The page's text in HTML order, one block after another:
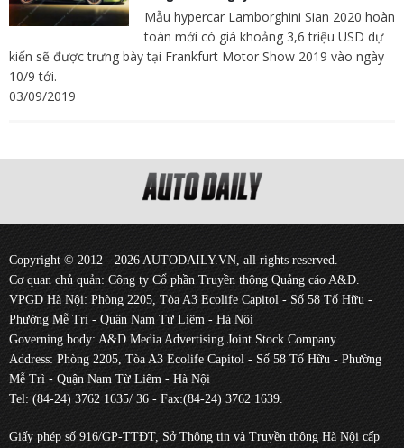
Mẫu hypercar Lamborghini Sian 2020 hoàn
toàn mới có giá khoảng 3,6 triệu USD dự
kiến sẽ được trưng bày tại Frankfurt Motor Show 2019 vào ngày
10/9 tới.
03/09/2019
Copyright © 2012 - 2026 AUTODAILY.VN, all rights reserved.
Cơ quan chủ quản: Công ty Cổ phần Truyền thông Quảng cáo A&D.
VPGD Hà Nội: Phòng 2205, Tòa A3 Ecolife Capitol - Số 58 Tố Hữu -
Phường Mễ Trì - Quận Nam Từ Liêm - Hà Nội
Governing body: A&D Media Advertising Joint Stock Company
Address: Phòng 2205, Tòa A3 Ecolife Capitol - Số 58 Tố Hữu - Phường
Mễ Trì - Quận Nam Từ Liêm - Hà Nội
Tel: (84-24) 3762 1635/ 36 - Fax:(84-24) 3762 1639.
Giấy phép số 916/GP-TTĐT, Sở Thông tin và Truyền thông Hà Nội cấp